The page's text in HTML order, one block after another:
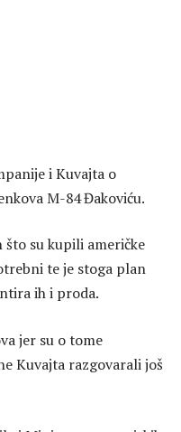
i Kuvajta o
M-84 Đakoviću.
što su kupili američke
te je stoga plan
ih i proda.
jer su o tome
Kuvajta razgovarali još